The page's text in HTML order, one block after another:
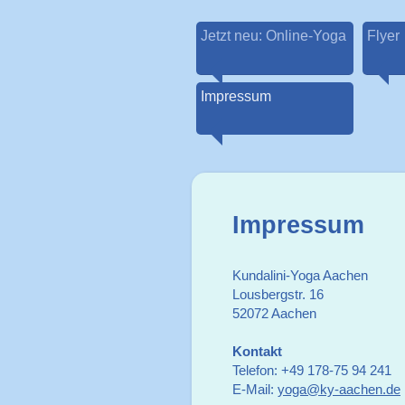
Jetzt neu: Online-Yoga Flyer
Impressum
Impressum
Kundalini-Yoga Aachen
Lousbergstr. 16
52072 Aachen
Kontakt
Telefon: +49 178-75 94 241
E-Mail: yoga@ky-aachen.de